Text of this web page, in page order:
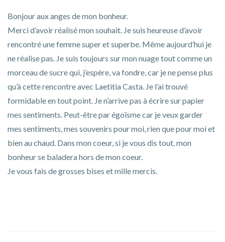
Bonjour aux anges de mon bonheur.
Merci d’avoir réalisé mon souhait. Je suis heureuse d’avoir
rencontré une femme super et superbe. Même aujourd’hui je
ne réalise pas. Je suis toujours sur mon nuage tout comme un
morceau de sucre qui, j’espère, va fondre, car je ne pense plus
qu’à cette rencontre avec Laetitia Casta. Je l’ai trouvé
formidable en tout point. Je n’arrive pas à écrire sur papier
mes sentiments. Peut-être par égoïsme car je veux garder
mes sentiments, mes souvenirs pour moi, rien que pour moi et
bien au chaud. Dans mon coeur, si je vous dis tout, mon
bonheur se baladera hors de mon coeur.
Je vous fais de grosses bises et mille mercis.